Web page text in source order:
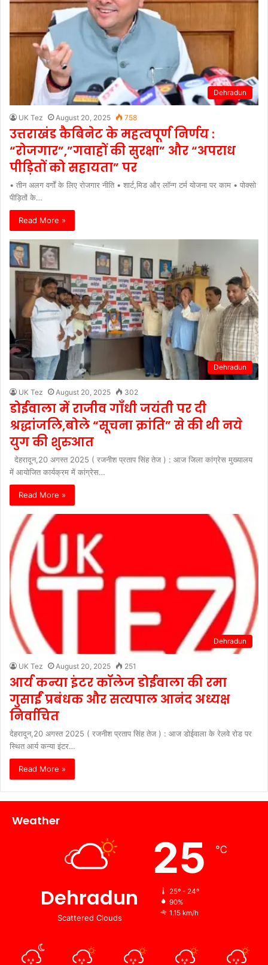
Dehradun
UK Tez August 20, 2025 758
उत्तराखंड कैबिनेट के महत्वपूर्ण निर्णय :
“रोजगार”,”गवाहों की सुरक्षा” और “अपराध
पीड़ितों को सहायता” पर
• तीन अलग वर्गों के लिए रोजगार नीति • शार्ट,मिड और लॉन्ग टर्म योजना पर काम • पोक्सो
पीड़ितों के…
Read More »
Dehradun
UK Tez August 20, 2025 302
डोईवाला में राजीव गाँधी जयंती पर दी
श्रद्धांजलि,बोले “सूचना क्रांति” से की थी नये
युग की शुरुआत
देहरादून,20 अगस्त 2025 ( रजनीश प्रताप सिंह तेज ) : आज जिला कांग्रेस मुख्यालय
में आयोजित कार्यक्रम में कांग्रेस…
Read More »
Dehradun
UK Tez August 20, 2025 251
आर्य कन्या इंटर कॉलेज डोईवाला की रमा
गुसाईं प्रबंधक और सत्यपाल आनंद अध्यक्ष
निर्वाचित
देहरादून,20 अगस्त 2025 ( रजनीश प्रताप सिंह तेज ) : आज डोईवाला के रेलवे रोड पर
स्थित आर्य कन्या इंटर…
Read More »
Weather
Dehradun
Scattered Clouds
25 ℃
25º - 24º
90%
1.15 km/h